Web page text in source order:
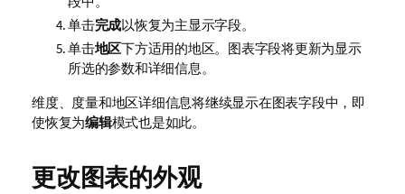
单击完成以恢复为主显示字段。
单击地区下方适用的地区。图表字段将更新为显示
所选的参数和详细信息。
维度、度量和地区详细信息将继续显示在图表字段中，即
使恢复为编辑模式也是如此。
更改图表的外观